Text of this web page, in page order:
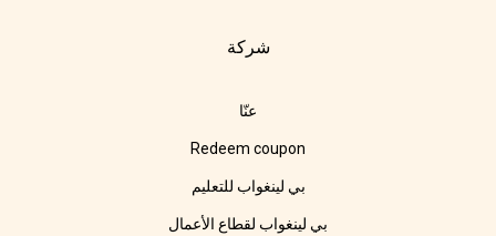
شركة
عنّا
Redeem coupon
بي لينغواب للتعليم
بي لينغواب لقطاع الأعمال